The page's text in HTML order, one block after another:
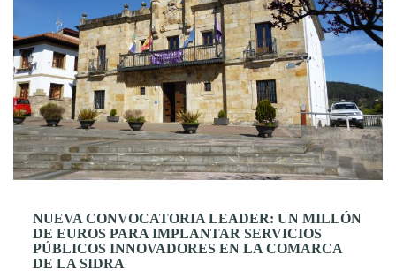
NUEVA CONVOCATORIA LEADER: UN MILLÓN
DE EUROS PARA IMPLANTAR SERVICIOS
PÚBLICOS INNOVADORES EN LA COMARCA
DE LA SIDRA